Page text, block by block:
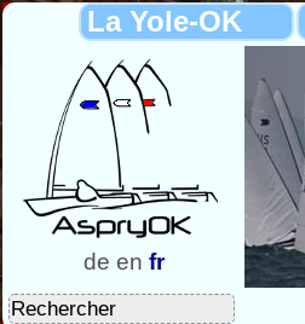
La Yole-OK
de en fr